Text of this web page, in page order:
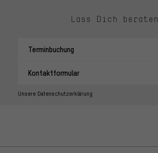
Lass Dich beraten
Terminbuchung
Kontaktformular
Unsere Datenschutzerklärung